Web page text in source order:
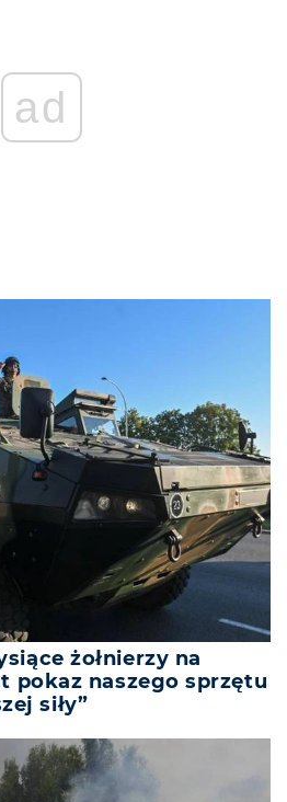
ad
żołnierzy na
pokaz naszego sprzętu
siły”